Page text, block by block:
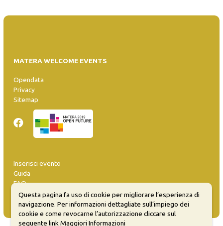
MATERA WELCOME EVENTS
Opendata
Privacy
Sitemap
Inserisci evento
Guida
FAQ
info@materaevents.it
Questa pagina fa uso di cookie per migliorare l’esperienza di
navigazione. Per informazioni dettagliate sull’impiego dei
cookie e come revocarne l’autorizzazione cliccare sul
seguente linkMaggiori Informazioni